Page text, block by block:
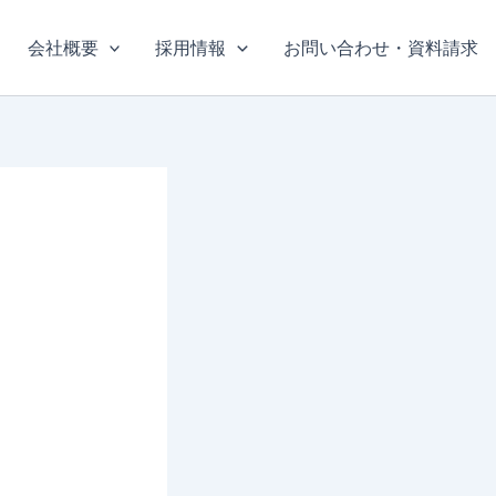
会社概要 採用情報 お問い合わせ・資料請求